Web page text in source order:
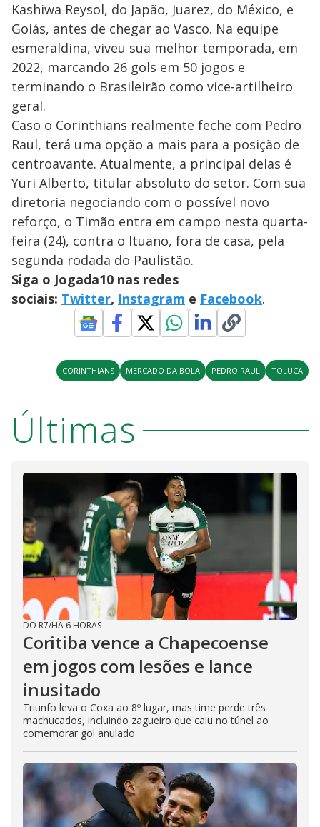
Kashiwa Reysol, do Japão, Juarez, do México, e
Goiás, antes de chegar ao Vasco. Na equipe
esmeraldina, viveu sua melhor temporada, em
2022, marcando 26 gols em 50 jogos e
terminando o Brasileirão como vice-artilheiro
geral.
Caso o Corinthians realmente feche com Pedro
Raul, terá uma opção a mais para a posição de
centroavante. Atualmente, a principal delas é
Yuri Alberto, titular absoluto do setor. Com sua
diretoria negociando com o possível novo
reforço, o Timão entra em campo nesta quarta-
feira (24), contra o Ituano, fora de casa, pela
segunda rodada do Paulistão.
Siga o Jogada10 nas redes
sociais: Twitter, Instagram e Facebook.
CORINTHIANS MERCADO DA BOLA PEDRO RAUL TOLUCA
Últimas
DO R7/HÁ 6 HORAS
Coritiba vence a Chapecoense
em jogos com lesões e lance
inusitado
Triunfo leva o Coxa ao 8º lugar, mas time perde três
machucados, incluindo zagueiro que caiu no túnel ao
comemorar gol anulado